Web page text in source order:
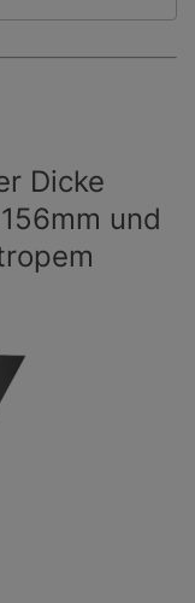
Dicke
und